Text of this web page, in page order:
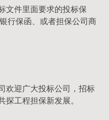
文件里面要求的投标保
行保函、或者担保公司商
欢迎广大投标公司，招标
工程担保新发展。